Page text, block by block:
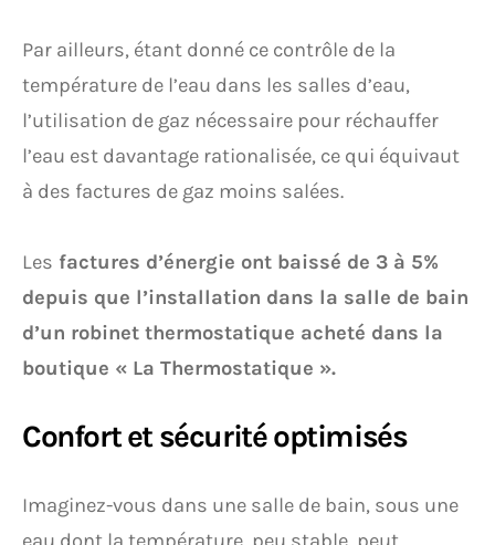
Par ailleurs, étant donné ce contrôle de la
température de l’eau dans les salles d’eau,
l’utilisation de gaz nécessaire pour réchauffer
l’eau est davantage rationalisée, ce qui équivaut
à des factures de gaz moins salées.
Les factures d’énergie ont baissé de 3 à 5%
depuis que l’installation dans la salle de bain
d’un robinet thermostatique acheté dans la
boutique « La Thermostatique ».
Confort et sécurité optimisés
Imaginez-vous dans une salle de bain, sous une